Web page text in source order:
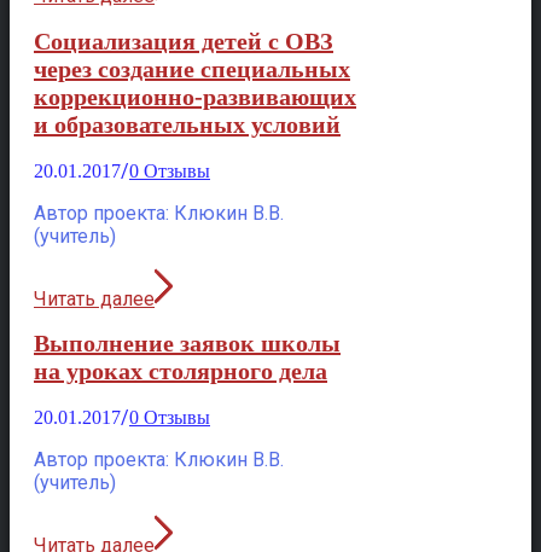
Социализация детей с ОВЗ
через создание специальных
коррекционно-развивающих
и образовательных условий
20.01.2017/0 Отзывы
Автор проекта: Клюкин В.В.
(учитель)
Читать далее
Выполнение заявок школы
на уроках столярного дела
20.01.2017/0 Отзывы
Автор проекта: Клюкин В.В.
(учитель)
Читать далее